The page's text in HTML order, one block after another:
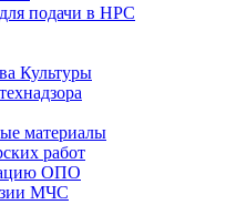
подачи в НРС
Культуры
материалы
работ
ОПО
МЧС